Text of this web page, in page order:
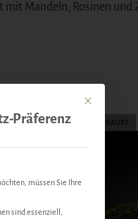
mit Mandeln, Rosinen
AUSVERKAUFT
Mit diesem
Präferenz
müssen Sie Ihre
sind essenziell,